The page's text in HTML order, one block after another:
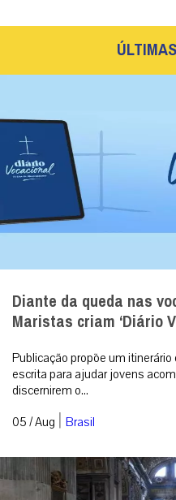
Diante da queda nas
Maristas criam ‘Diário
Publicação propõe um
escrita para ajudar jovens
discernirem o...
05 / Aug | Brasil